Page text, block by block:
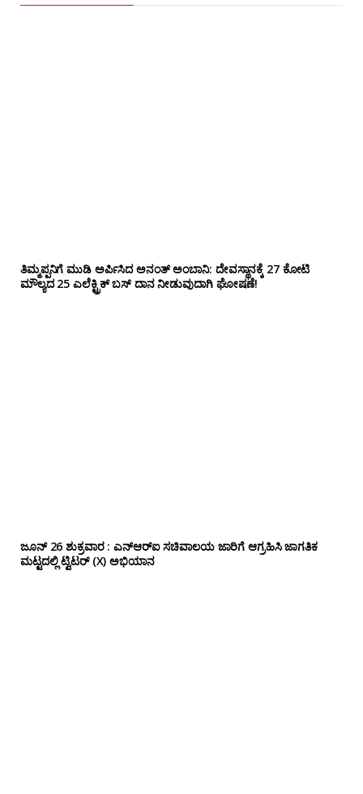
ತಿಮ್ಮಪ್ಪನಿಗೆ ಮುಡಿ ಅರ್ಪಿಸಿದ ಅನಂತ್ ಅಂಬಾನಿ: ದೇವಸ್ಥಾನಕ್ಕೆ 27 ಕೋಟಿ
ಮೌಲ್ಯದ 25 ಎಲೆಕ್ಟ್ರಿಕ್ ಬಸ್ ದಾನ ನೀಡುವುದಾಗಿ ಘೋಷಣೆ!
ಜೂನ್ 26 ಶುಕ್ರವಾರ : ಎನ್‌ಆರ್‌ಐ ಸಚಿವಾಲಯ ಜಾರಿಗೆ ಆಗ್ರಹಿಸಿ ಜಾಗತಿಕ
ಮಟ್ಟದಲ್ಲಿ ಟ್ವಿಟರ್ (X) ಅಭಿಯಾನ